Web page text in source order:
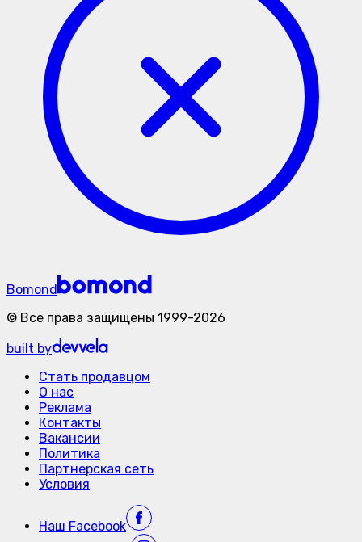
Bomond
© Все права защищены 1999-2026
built by
Стать продавцом
О нас
Реклама
Контакты
Вакансии
Политика
Партнерская сеть
Условия
Наш Facebook